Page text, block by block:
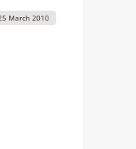
March 2010